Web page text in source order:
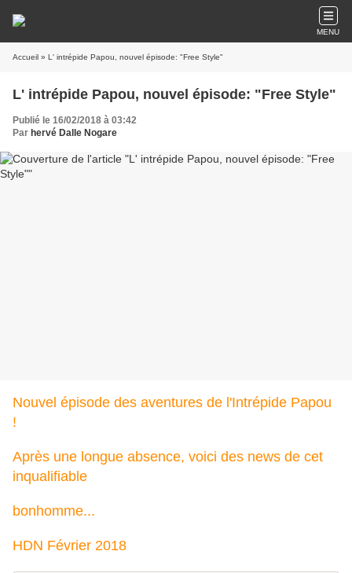
MENU
Accueil » L' intrépide Papou, nouvel épisode: "Free Style"
L' intrépide Papou, nouvel épisode: "Free Style"
Publié le 16/02/2018 à 03:42
Par hervé Dalle Nogare
Nouvel épisode des aventures de l'Intrépide Papou
!
Après une longue absence, voici des news de cet
inqualifiable
bonhomme...
HDN Février 2018